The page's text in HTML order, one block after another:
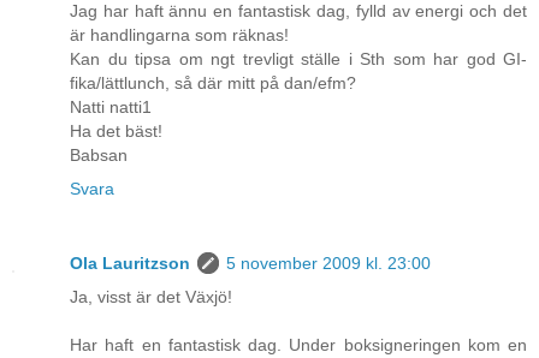
Jag har haft ännu en fantastisk dag, fylld av energi och det
är handlingarna som räknas!
Kan du tipsa om ngt trevligt ställe i Sth som har god GI-
fika/lättlunch, så där mitt på dan/efm?
Natti natti1
Ha det bäst!
Babsan
Svara
Ola Lauritzson
5 november 2009 kl. 23:00
Ja, visst är det Växjö!
Har haft en fantastisk dag. Under boksigneringen kom en